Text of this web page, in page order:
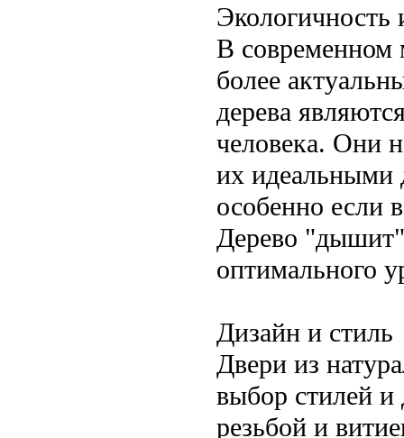
Экологичность
В современном
более
дерева
человека. Они
их идеальными
особенно если
Дерево
оптимального
Дизайн и стиль
Двери из
выбор стилей и
резьбой и